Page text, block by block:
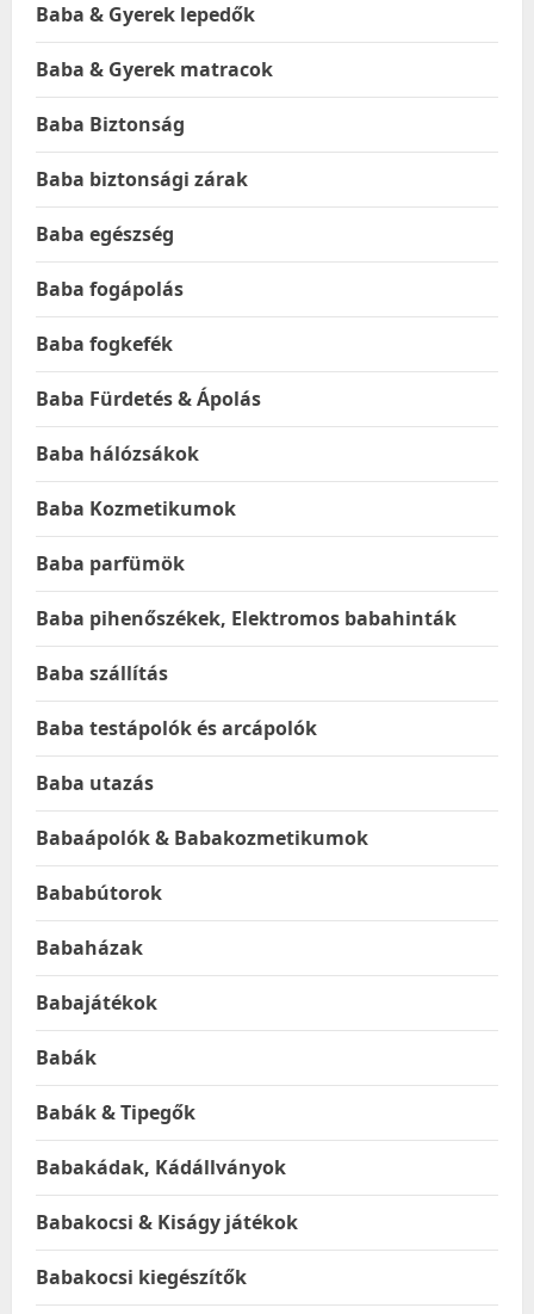
Baba & Gyerek lepedők
Baba & Gyerek matracok
Baba Biztonság
Baba biztonsági zárak
Baba egészség
Baba fogápolás
Baba fogkefék
Baba Fürdetés & Ápolás
Baba hálózsákok
Baba Kozmetikumok
Baba parfümök
Baba pihenőszékek, Elektromos babahinták
Baba szállítás
Baba testápolók és arcápolók
Baba utazás
Babaápolók & Babakozmetikumok
Bababútorok
Babaházak
Babajátékok
Babák
Babák & Tipegők
Babakádak, Kádállványok
Babakocsi & Kiságy játékok
Babakocsi kiegészítők